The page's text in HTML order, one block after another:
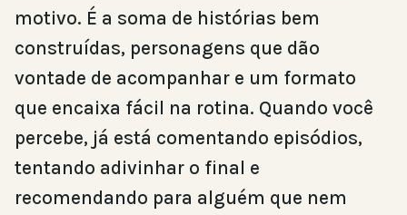
motivo. É a soma de histórias bem
construídas, personagens que dão
vontade de acompanhar e um formato
que encaixa fácil na rotina. Quando você
percebe, já está comentando episódios,
tentando adivinhar o final e
recomendando para alguém que nem